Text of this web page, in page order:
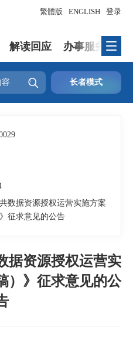
登录
繁體版 ENGLISH
解读回应 办事服务
 长者模式
数据资源授权运营实施方案
征求意见的公告
据资源授权运营实
）》征求意见的公